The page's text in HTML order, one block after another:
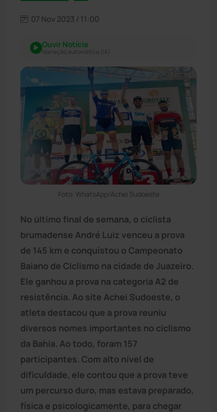
07 Nov 2023 / 11:00
Ouvir Notícia
Narração automática (IA)
Foto: WhatsApp/Achei Sudoeste
No último final de semana, o ciclista
brumadense André Luiz venceu a prova
de 145 km e conquistou o Campeonato
Baiano de Ciclismo na cidade de Juazeiro.
Ele ganhou a prova na categoria A2 de
resistência. Ao site Achei Sudoeste, o
atleta destacou que a prova reuniu
diversos nomes importantes no ciclismo
da Bahia. Ao todo, foram 157
participantes. Com alto nível de
dificuldade, ele contou que a prova teve
um percurso duro, mas estava preparado,
física e psicologicamente, para chegar